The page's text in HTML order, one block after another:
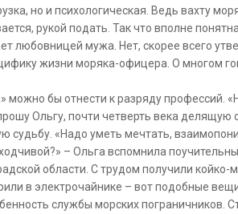
но и психологическая. Ведь вахту
рукой подать. Так что вполне
любовницей мужа. Нет, скорее всего
жизни моряка-офицера. О многом
бы отнести к разряду профессий.
Ольгу, почти четверть века делящую
судьбу. «Надо уметь мечтать,
– Ольга вспомнила
области. С трудом получили
в электрочайнике – вот подобные
службы морских пограничников.